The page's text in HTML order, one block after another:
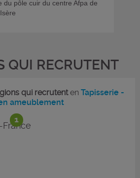
du pôle cuir du centre Afpa de
QUI RECRUTENT
1
qui recrutentenTapisserie -
ameublement